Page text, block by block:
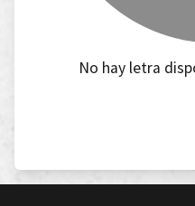
No hay letra